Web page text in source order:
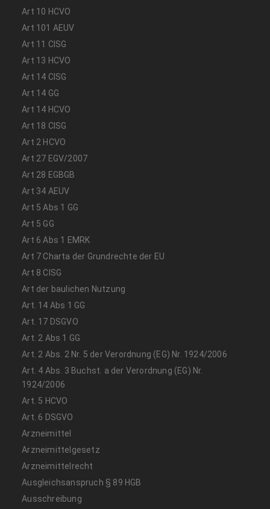
Art 10 HCVO
Art 101 AEUV
Art 11 CISG
Art 13 HCVO
Art 14 CISG
Art 14 GG
Art 14 HCVO
Art 18 CISG
Art 2 HCVO
Art 27 EGV/2007
Art 28 EGBGB
Art 34 AEUV
Art 5 Abs 1 GG
Art 5 GG
Art 6 Abs 1 EMRK
Art 7 Charta der Grundrechte der EU
Art 8 CISG
Art der baulichen Nutzung
Art. 14 Abs 1 GG
Art. 17 DSGVO
Art. 2 Abs 1 GG
Art. 2 Abs. 2 Nr. 5 der Verordnung (EG) Nr. 1924/2006
Art. 4 Abs. 3 Buchst. a der Verordnung (EG) Nr.
1924/2006
Art. 5 HCVO
Art. 6 DSGVO
Arzneimittel
Arzneimittelgesetz
Arzneimittelrecht
Ausgleichsanspruch § 89 HGB
Ausschreibung